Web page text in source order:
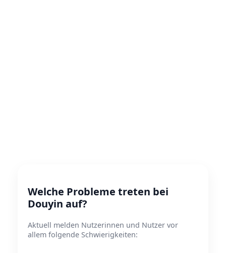
Welche Probleme treten bei
Douyin auf?
Aktuell melden Nutzerinnen und Nutzer vor
allem folgende Schwierigkeiten: